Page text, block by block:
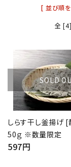
[ 並び順
全
SOLD
しらす干し釜揚げ
50ｇ ※数量限定
597円